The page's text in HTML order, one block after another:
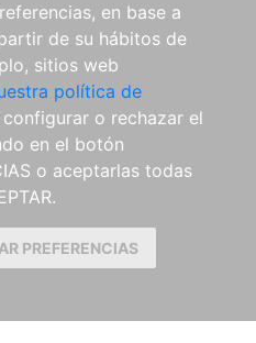
en base a
de su hábitos de
sitios web
política de
o rechazar el
en el botón
o aceptarlas todas
PREFERENCIAS